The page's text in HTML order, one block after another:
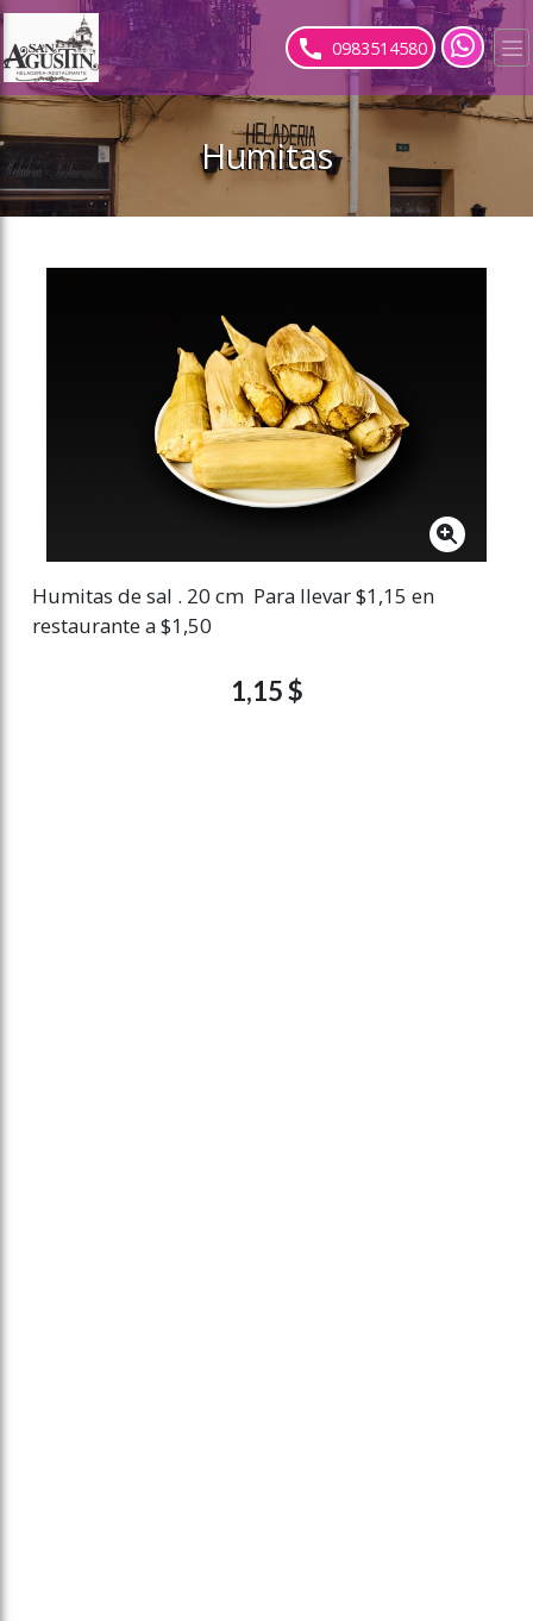
slideout menu. 0983514580
Humitas
Humitas de sal . 20 cm Para llevar $1,15 en
restaurante a $1,50
1,15 $